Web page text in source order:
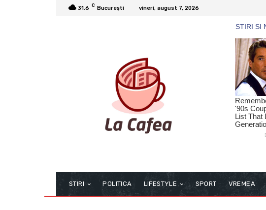
31.6 C București vineri, august 7, 2026
STIRI POLITICA LIFESTYLE SPORT VREMEA